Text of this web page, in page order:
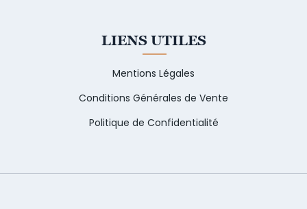
LIENS UTILES
Mentions Légales
Conditions Générales de Vente
Politique de Confidentialité